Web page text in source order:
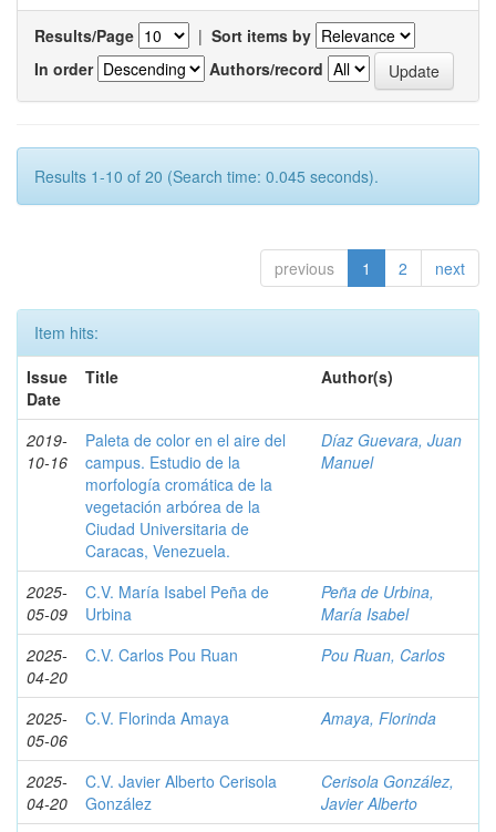
Results/Page | Sort items by
In order
Authors/record
Results 1-10 of 20 (Search time: 0.045 seconds).
previous 1 2 next
Item hits:
Issue
Date
Title Author(s)
2019-
10-16
Paleta de color en el aire del
campus. Estudio de la
morfología cromática de la
vegetación arbórea de la
Ciudad Universitaria de
Caracas, Venezuela.
Díaz Guevara, Juan
Manuel
2025-
05-09
C.V. María Isabel Peña de
Urbina
Peña de Urbina,
María Isabel
2025-
04-20
C.V. Carlos Pou Ruan Pou Ruan, Carlos
2025-
05-06
C.V. Florinda Amaya Amaya, Florinda
2025-
04-20
C.V. Javier Alberto Cerisola
González
Cerisola González,
Javier Alberto